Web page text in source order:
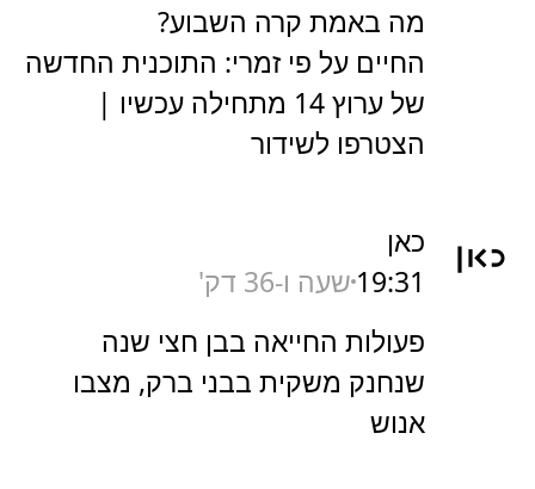
מה באמת קרה השבוע?
החיים על פי זמרי: התוכנית החדשה
של ערוץ 14 מתחילה עכשיו |
הצטרפו לשידור
כאן
19:31 שעה ו-36 דק'
פעולות החייאה בבן חצי שנה
שנחנק משקית בבני ברק, מצבו
אנוש